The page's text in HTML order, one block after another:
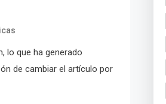
lo que ha generado
de cambiar el artículo por